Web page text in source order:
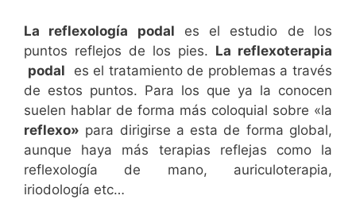
La reflexología podal es el estudio de los
puntos reflejos de los pies. La reflexoterapia
podal es el tratamiento de problemas a través
de estos puntos. Para los que ya la conocen
suelen hablar de forma más coloquial sobre «la
reflexo» para dirigirse a esta de forma global,
aunque haya más terapias reflejas como la
reflexología de mano, auriculoterapia,
iriodología etc…